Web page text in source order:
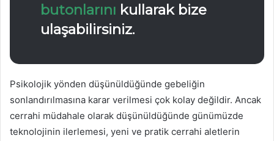
butonlarını kullarak bize
ulaşabilirsiniz.
Psikolojik yönden düşünüldüğünde gebeliğin
sonlandırılmasına karar verilmesi çok kolay değildir. Ancak
cerrahi müdahale olarak düşünüldüğünde günümüzde
teknolojinin ilerlemesi, yeni ve pratik cerrahi aletlerin